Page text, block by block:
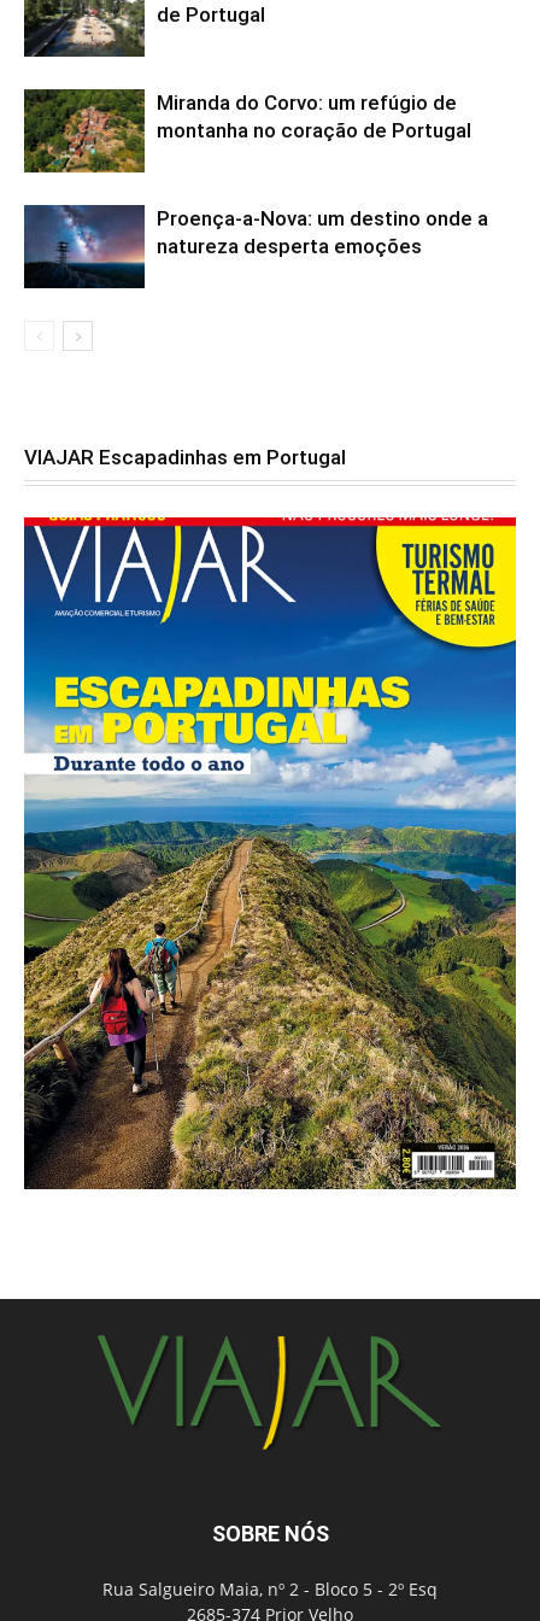
de Portugal
Miranda do Corvo: um refúgio de
montanha no coração de Portugal
Proença-a-Nova: um destino onde a
natureza desperta emoções
VIAJAR Escapadinhas em Portugal
SOBRE NÓS
Rua Salgueiro Maia, nº 2 - Bloco 5 - 2º Esq
2685-374 Prior Velho